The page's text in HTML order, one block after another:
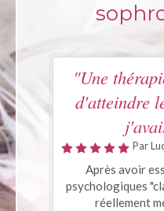
"Une
d'atteindre
Par
Après avoir
psychologiques
réellement